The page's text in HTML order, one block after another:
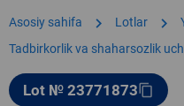
Asosiy sahifa chevron_right Lotlar chevron_right
Tadbirkorlik va shaharsozlik
Lot № 23771873content_copy